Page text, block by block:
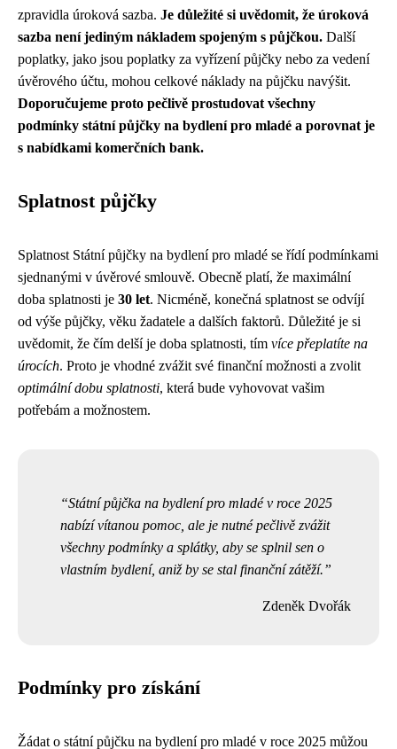
zpravidla úroková sazba. Je důležité si uvědomit, že úroková
sazba není jediným nákladem spojeným s půjčkou. Další
poplatky, jako jsou poplatky za vyřízení půjčky nebo za vedení
úvěrového účtu, mohou celkové náklady na půjčku navýšit.
Doporučujeme proto pečlivě prostudovat všechny
podmínky státní půjčky na bydlení pro mladé a porovnat je
s nabídkami komerčních bank.
Splatnost půjčky
Splatnost Státní půjčky na bydlení pro mladé se řídí podmínkami
sjednanými v úvěrové smlouvě. Obecně platí, že maximální
doba splatnosti je 30 let. Nicméně, konečná splatnost se odvíjí
od výše půjčky, věku žadatele a dalších faktorů. Důležité je si
uvědomit, že čím delší je doba splatnosti, tím více přeplatíte na
úrocích. Proto je vhodné zvážit své finanční možnosti a zvolit
optimální dobu splatnosti, která bude vyhovovat vašim
potřebám a možnostem.
Státní půjčka na bydlení pro mladé v roce 2025
nabízí vítanou pomoc, ale je nutné pečlivě zvážit
všechny podmínky a splátky, aby se splnil sen o
vlastním bydlení, aniž by se stal finanční zátěží.
Zdeněk Dvořák
Podmínky pro získání
Žádat o státní půjčku na bydlení pro mladé v roce 2025 můžou